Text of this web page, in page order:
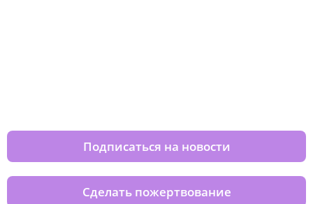
Подписаться на новости
Сделать пожертвование